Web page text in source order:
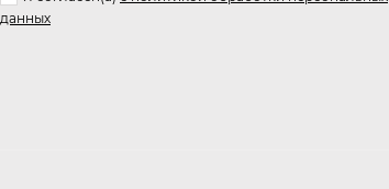
данных